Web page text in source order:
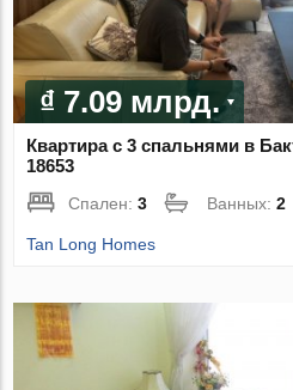
₫ 7.09 млрд.
Квартира с 3 спальнями в
18653
Спален:3 Ванных:2
Tan Long Homes